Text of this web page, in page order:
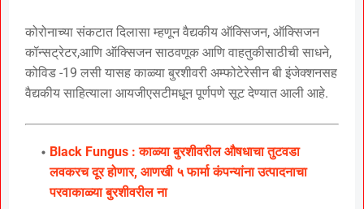
कोरोनाच्या संकटात दिलासा म्हणून वैद्यकीय ऑक्सिजन, ऑक्सिजन
कॉन्सट्रेटर,आणि ऑक्सिजन साठवणूक आणि वाहतुकीसाठीची साधने,
कोविड -19 लसी यासह काळ्या बुरशीवरी अम्फोटेरेसीन बी इंजेक्शनसह
वैद्यकीय साहित्याला आयजीएसटीमधून पूर्णपणे सूट देण्यात आली आहे.
Black Fungus : काळ्या बुरशीवरील औषधाचा तुटवडा
लवकरच दूर होणार, आणखी ५ फार्मा कंपन्यांना उत्पादनाचा
परवाकाळ्या बुरशीवरील ना